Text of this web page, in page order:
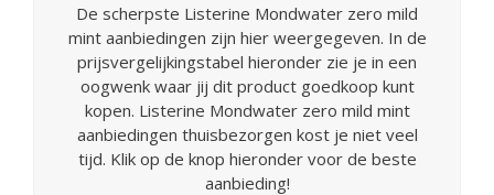
De scherpste Listerine Mondwater zero mild
mint aanbiedingen zijn hier weergegeven. In de
prijsvergelijkingstabel hieronder zie je in een
oogwenk waar jij dit product goedkoop kunt
kopen. Listerine Mondwater zero mild mint
aanbiedingen thuisbezorgen kost je niet veel
tijd. Klik op de knop hieronder voor de beste
aanbieding!